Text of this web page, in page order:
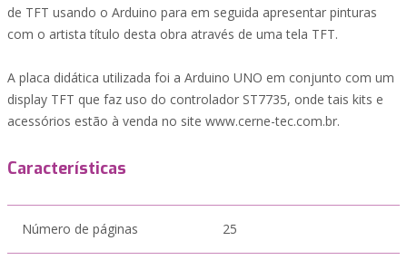
de TFT usando o Arduino para em seguida apresentar pinturas
com o artista título desta obra através de uma tela TFT.
A placa didática utilizada foi a Arduino UNO em conjunto com um
display TFT que faz uso do controlador ST7735, onde tais kits e
acessórios estão à venda no site www.cerne-tec.com.br.
Características
Número de páginas 25